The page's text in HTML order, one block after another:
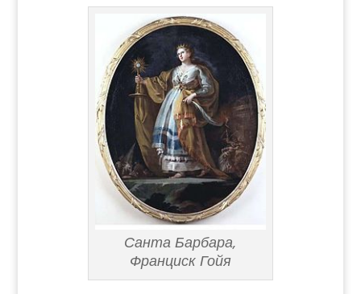
Санта Барбара,
Франциск Гойя